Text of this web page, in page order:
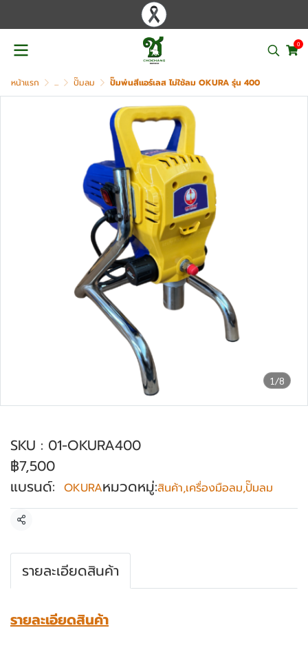
0
หน้าแรก ... ปั๊มลม ปั๊มพ่นสีแอร์เลส ไม่ใช้ลม OKURA รุ่น 400
1/8
SKU : 01-OKURA400
฿7,500
แบรนด์: OKURAหมวดหมู่:สินค้า,เครื่องมือลม,ปั๊มลม
แชร์
รายละเอียดสินค้า
รายละเอียดสินค้า